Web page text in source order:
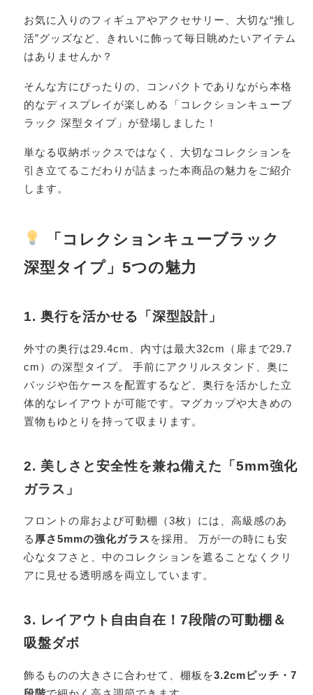
お気に入りのフィギュアやアクセサリー、大切な“推し
活”グッズなど、きれいに飾って毎日眺めたいアイテム
はありませんか？
そんな方にぴったりの、コンパクトでありながら本格
的なディスプレイが楽しめる「コレクションキューブ
ラック 深型タイプ」が登場しました！
単なる収納ボックスではなく、大切なコレクションを
引き立てるこだわりが詰まった本商品の魅力をご紹介
します。
「コレクションキューブラック
深型タイプ」5つの魅力
1. 奥行を活かせる「深型設計」
外寸の奥行は29.4cm、内寸は最大32cm（扉まで29.7
cm）の深型タイプ。 手前にアクリルスタンド、奥に
バッジや缶ケースを配置するなど、奥行を活かした立
体的なレイアウトが可能です。マグカップや大きめの
置物もゆとりを持って収まります。
2. 美しさと安全性を兼ね備えた「5mm強化
ガラス」
フロントの扉および可動棚（3枚）には、高級感のあ
る 厚さ5mmの強化ガラス を採用。 万が一の時にも安
心なタフさと、中のコレクションを遮ることなくクリ
アに見せる透明感を両立しています。
3. レイアウト自由自在！7段階の可動棚＆
吸盤ダボ
飾るものの大きさに合わせて、棚板を3.2cmピッチ・7